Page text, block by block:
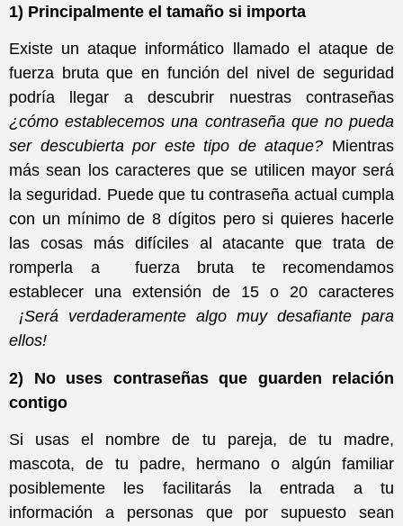
1) Principalmente el tamaño si importa
Existe un ataque informático llamado el ataque de
fuerza bruta que en función del nivel de seguridad
podría llegar a descubrir nuestras contraseñas
¿cómo establecemos una contraseña que no pueda
ser descubierta por este tipo de ataque? Mientras
más sean los caracteres que se utilicen mayor será
la seguridad. Puede que tu contraseña actual cumpla
con un mínimo de 8 dígitos pero si quieres hacerle
las cosas más difíciles al atacante que trata de
romperla a fuerza bruta te recomendamos
establecer una extensión de 15 o 20 caracteres
¡Será verdaderamente algo muy desafiante para
ellos!
2) No uses contraseñas que guarden relación
contigo
Si usas el nombre de tu pareja, de tu madre,
mascota, de tu padre, hermano o algún familiar
posiblemente les facilitarás la entrada a tu
información a personas que por supuesto sean